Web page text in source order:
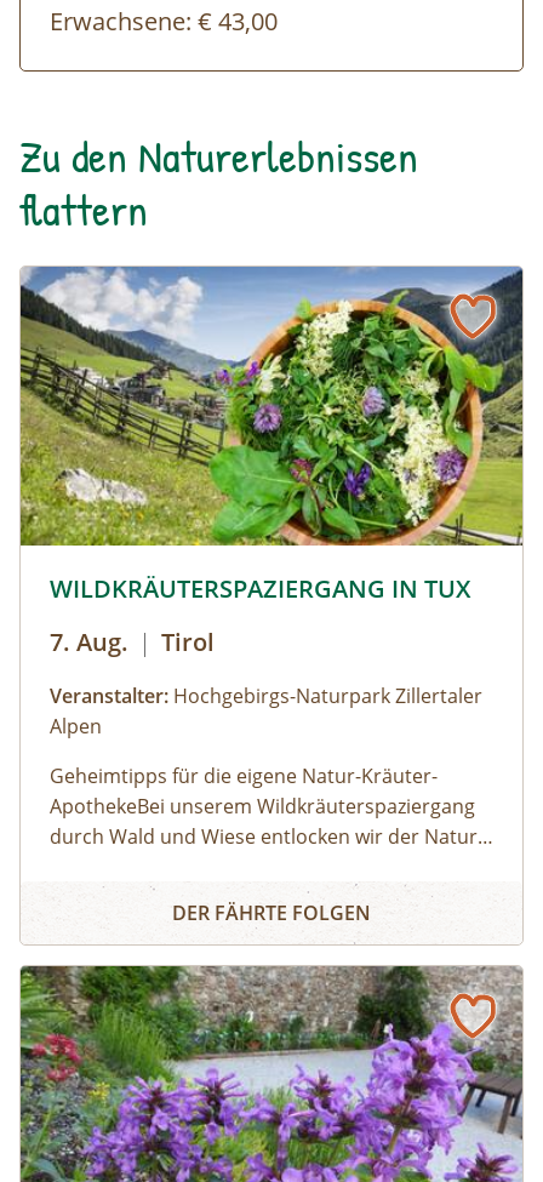
Sie können gemütlich durch mehr als 70
ökologisch gepflegte Musterschaugärten
Erwachsene: € 43,00
Zu den Naturerlebnissen
flattern
© © Hochgebirgs-Naturpark Zillertaler Alpen
WILDKRÄUTERSPAZIERGANG IN TUX
7. Aug. | Tirol
Veranstalter: Hochgebirgs-Naturpark Zillertaler
Alpen
Geheimtipps für die eigene Natur-Kräuter-
ApothekeBei unserem Wildkräuterspaziergang
durch Wald und Wiese entlocken wir der Natur
der Alpenkräuter. Diese tolle Natur-Apotheke ist
vor unserer Haustür. Der richtige
bestimmt. Zu jeder Zeit sind wahre Schätze zu fi
nden. Wir besprechen altes Wissen von
Kräutern, Baum-Harzen und Wurzeln und
entdecken die vielfältigen Anwendungs- und
Verarbeitungsmöglichkeiten. Vom Treffpunkt
aus geht´s in Richtung Bichlalm.BUCH-TIPP:
Gottfried Hochgruber: Heilkräuter, Die
WILDKRÄUTERSPAZIERGANG IN TUX
DER FÄHRTE FOLGEN